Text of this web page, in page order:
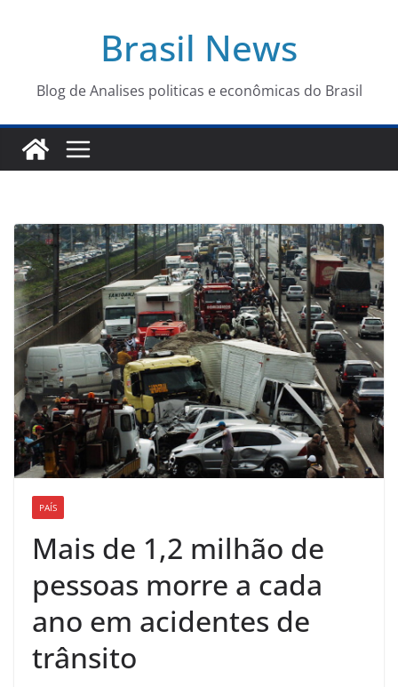
conteúdo
Brasil News
Blog de Analises politicas e econômicas do Brasil
PAÍS
Mais de 1,2 milhão de
pessoas morre a cada
ano em acidentes de
trânsito